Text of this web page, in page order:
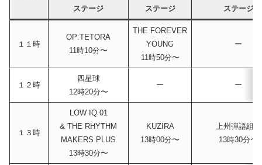
ステージ
ステージ
ステージ
１１時
OP:TETORA
11時10分〜
THE FOREVER
YOUNG
11時50分〜
ー
１２時
四星球
12時20分〜
ー ー
１３時
LOW IQ 01
& THE RHYTHM
MAKERS PLUS
13時30分〜
KUZIRA
13時00分〜
上州弾語組合
13時30分〜